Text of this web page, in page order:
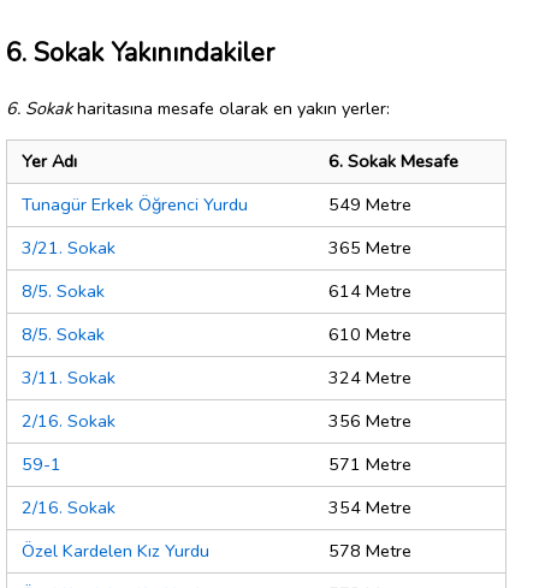
6. Sokak Yakınındakiler
6. Sokakharitasına mesafe olarak en yakın yerler:
Yer Adı
6. Sokak Mesafe
Tunagür Erkek Öğrenci Yurdu
549 Metre
3/21. Sokak
365 Metre
8/5. Sokak
614 Metre
8/5. Sokak
610 Metre
3/11. Sokak
324 Metre
2/16. Sokak
356 Metre
59-1
571 Metre
2/16. Sokak
354 Metre
Özel Kardelen Kız Yurdu
578 Metre